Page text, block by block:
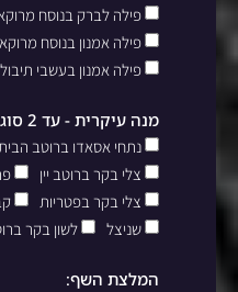
פילה לברק בנוסח
פילה אמנון בנוסח
פילה אמנון בעשבי תיבול
מנה עיקרית - עד 2 סוגים לבחירה (חצי-חצי)
נתחי אסאדו ברוטב
צלי בקר ברוטב יין
צלי בקר בפטריות
שניצל
לשון בקר
המלצת השף: